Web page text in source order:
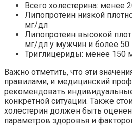
Всего холестерина: менее
Липопротеин низкой
мг/дл
Липопротеин высокой
мг/дл у мужчин и более
Триглицериды: менее 150
Важно отметить, что эти
правилами, и медицинский
рекомендовать
конкретной ситуации. Также
холестерин должен быть оценен
параметров здоровья и